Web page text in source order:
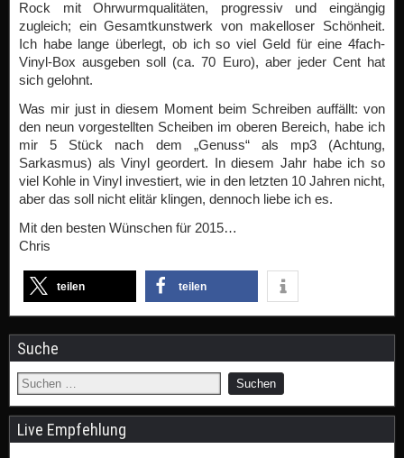
Was mir just in diesem Moment beim Schreiben auffällt: von
den neun vorgestellten Scheiben im oberen Bereich, habe ich
mir 5 Stück nach dem „Genuss“ als mp3 (Achtung,
Sarkasmus) als Vinyl geordert. In diesem Jahr habe ich so
viel Kohle in Vinyl investiert, wie in den letzten 10 Jahren nicht,
aber das soll nicht elitär klingen, dennoch liebe ich es.
Mit den besten Wünschen für 2015…
Chris
teilen teilen
Live Empfehlung
RELOAD FESTIVAL :: Vollbedienung in Sachen
Metal, Hardcore und Rock
ROSE TATTOO 2026 :: One Last Ride, eine letzte